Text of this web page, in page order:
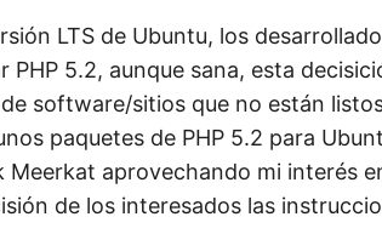
LTS de Ubuntu, los
5.2, aunque sana, esta
software/sitios que no están
paquetes de PHP 5.2 para
aprovechando mi interés
de los interesados las